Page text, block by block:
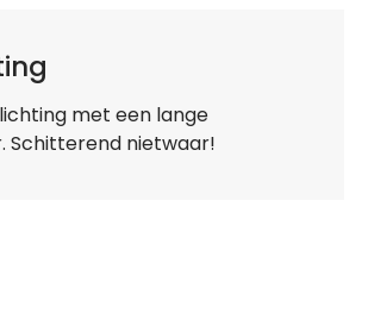
met een lange
Schitterend nietwaar!